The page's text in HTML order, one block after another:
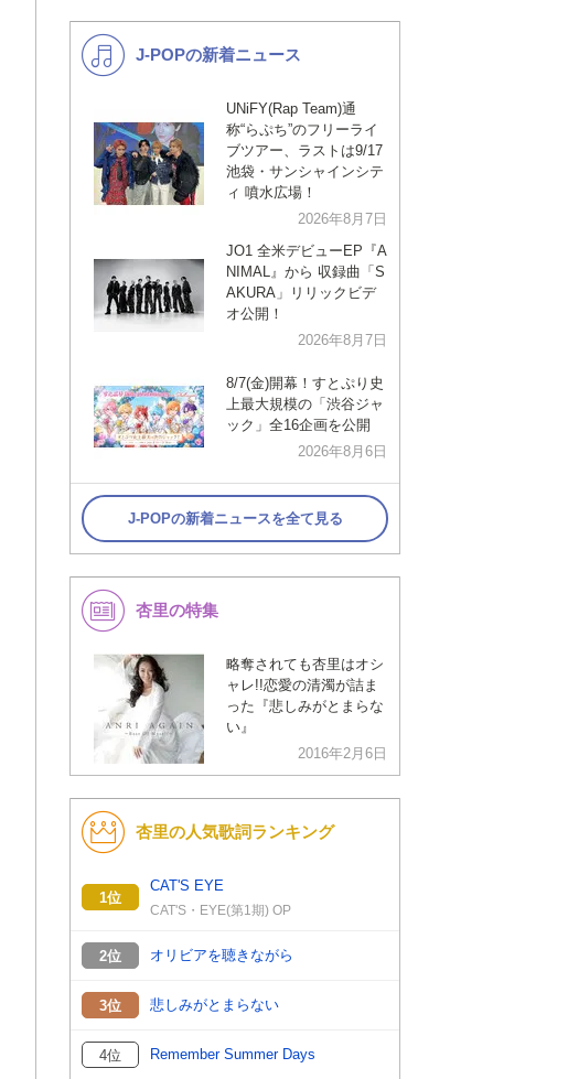
K-POP 演歌・歌謡
洋楽
VTuber ディズニー
J-POPの新着ニュース
UNiFY(Rap Team)通
称“らぷち”のフリーライ
ブツアー、ラストは9/17
池袋・サンシャインシテ
ィ 噴水広場！
2026年8月7日
JO1 全米デビューEP『A
NIMAL』から 収録曲「S
AKURA」リリックビデ
オ公開！
2026年8月7日
8/7(金)開幕！すとぷり史
上最大規模の「渋谷ジャ
ック」全16企画を公開
2026年8月6日
J-POPの新着ニュースを全て見る
杏里の特集
略奪されても杏里はオシ
ャレ!!恋愛の清濁が詰ま
った『悲しみがとまらな
い』
2016年2月6日
杏里の人気歌詞ランキング
1位
CAT'S EYE
CAT'S・EYE(第1期) OP
2位 オリビアを聴きながら
3位 悲しみがとまらない
4位 Remember Summer Days